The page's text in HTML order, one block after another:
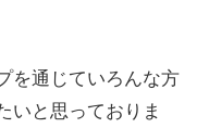
を通じていろんな方
いと思っておりま